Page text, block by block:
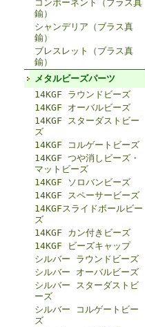
コンポーネント（ブラス真
鍮）
シャンデリア（ブラス真
鍮）
ブレスレット（ブラス真
鍮）
メタルビーズパーツ
14KGF ラウンドビーズ
14KGF オーバルビーズ
14KGF スターダストビー
ズ
14KGF コルゲートビーズ
14KGF つや消しビーズ・
マットビーズ
14KGF ソロバンビーズ
14KGF スペーサービーズ
14KGFスライドボールビー
ズ
14KGF カン付きビーズ
14KGF ビーズキャップ
シルバー ラウンドビーズ
シルバー オーバルビーズ
シルバー スターダストビ
ーズ
シルバー コルゲートビー
ズ